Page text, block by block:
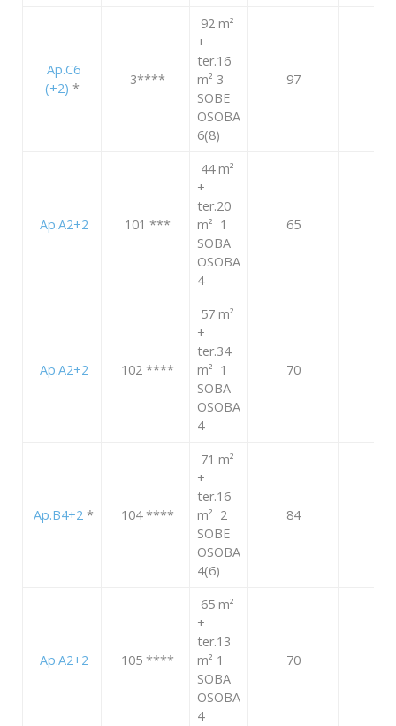
Ap.C6
(+2) *
3****
92 m²
+
ter.16
m² 3
SOBE
OSOBA
6(8)
97
Ap.A2+2 101 ***
44 m²
+
ter.20
m² 1
SOBA
OSOBA
4
65
Ap.A2+2 102 ****
57 m²
+
ter.34
m² 1
SOBA
OSOBA
4
70
Ap.B4+2 * 104****
71 m²
+
ter.16
m² 2
SOBE
OSOBA
4(6)
84
Ap.A2+2 105 ****
65 m²
+
ter.13
m² 1
SOBA
OSOBA
4
70